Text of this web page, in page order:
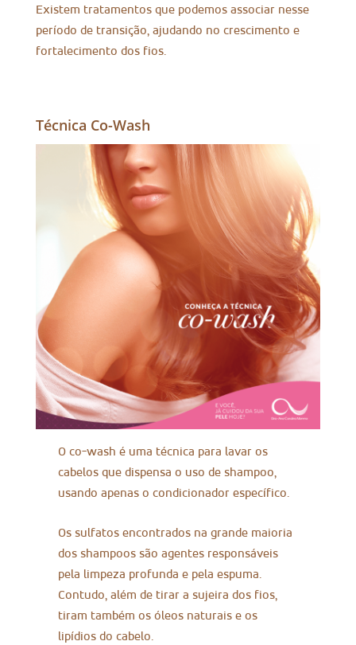
Existem tratamentos que podemos associar nesse
período de transição, ajudando no crescimento e
fortalecimento dos fios.
Técnica Co-Wash
O co-wash é uma técnica para lavar os
cabelos que dispensa o uso de shampoo,
usando apenas o condicionador específico.
Os sulfatos encontrados na grande maioria
dos shampoos são agentes responsáveis
pela limpeza profunda e pela espuma.
Contudo, além de tirar a sujeira dos fios,
tiram também os óleos naturais e os
lipídios do cabelo.